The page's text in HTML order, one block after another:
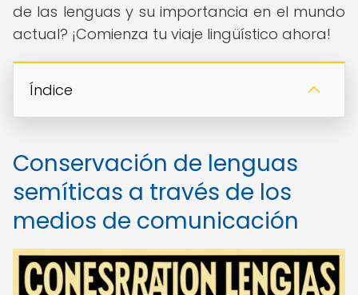
de las lenguas y su importancia en el mundo
actual? ¡Comienza tu viaje lingüístico ahora!
Índice
Conservación de lenguas
semíticas a través de los
medios de comunicación